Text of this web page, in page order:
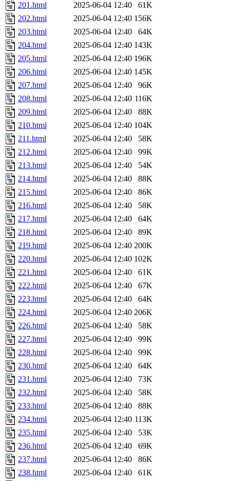
201.html
2025-06-04 12:40
61K
202.html
2025-06-04 12:40 156K
203.html
2025-06-04 12:40
64K
204.html
2025-06-04 12:40 143K
205.html
2025-06-04 12:40 196K
206.html
2025-06-04 12:40 145K
207.html
2025-06-04 12:40
96K
208.html
2025-06-04 12:40 116K
209.html
2025-06-04 12:40
88K
210.html
2025-06-04 12:40 104K
211.html
2025-06-04 12:40
58K
212.html
2025-06-04 12:40
99K
213.html
2025-06-04 12:40
54K
214.html
2025-06-04 12:40
88K
215.html
2025-06-04 12:40
86K
216.html
2025-06-04 12:40
58K
217.html
2025-06-04 12:40
64K
218.html
2025-06-04 12:40
89K
219.html
2025-06-04 12:40 200K
220.html
2025-06-04 12:40 102K
221.html
2025-06-04 12:40
61K
222.html
2025-06-04 12:40
67K
223.html
2025-06-04 12:40
64K
224.html
2025-06-04 12:40 206K
226.html
2025-06-04 12:40
58K
227.html
2025-06-04 12:40
99K
228.html
2025-06-04 12:40
99K
230.html
2025-06-04 12:40
64K
231.html
2025-06-04 12:40
73K
232.html
2025-06-04 12:40
58K
233.html
2025-06-04 12:40
88K
234.html
2025-06-04 12:40 113K
235.html
2025-06-04 12:40
53K
236.html
2025-06-04 12:40
69K
237.html
2025-06-04 12:40
86K
238.html
2025-06-04 12:40
61K